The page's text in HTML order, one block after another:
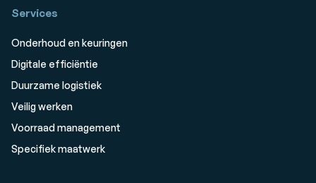
Services
Onderhoud en keuringen
Digitale efficiëntie
Duurzame logistiek
Veilig werken
Voorraad management
Specifiek maatwerk